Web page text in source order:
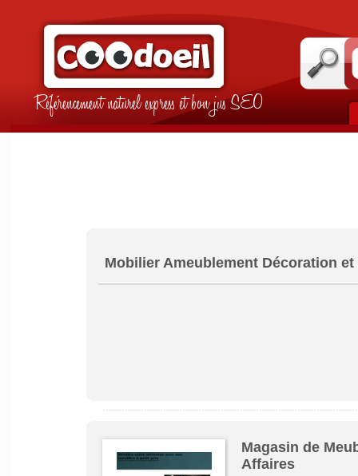
Référencement naturel express et bon jus SEO
Mobilier Ameublement Décoration
Magasin de
Affaires